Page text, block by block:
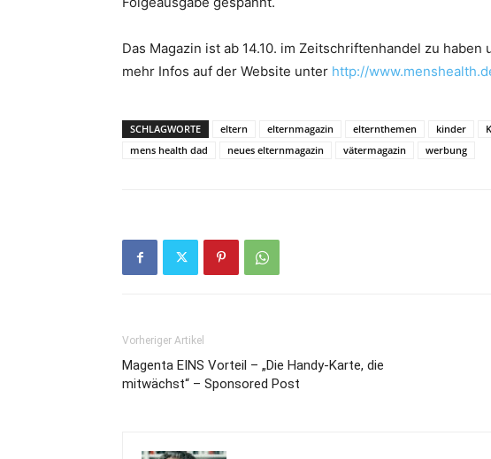
Das Magazin ist ab 14.10. im Zeitschriftenhandel zu
mehr Infos auf der Website unter http://
SCHLAGWORTE eltern elternmagazin elternthemen kinder
mens health dad
neues elternmagazin vätermagazin werbung
Vorheriger Artikel
Magenta EINS Vorteil – „Die Handy-Karte, die
mitwächst“ – Sponsored Post